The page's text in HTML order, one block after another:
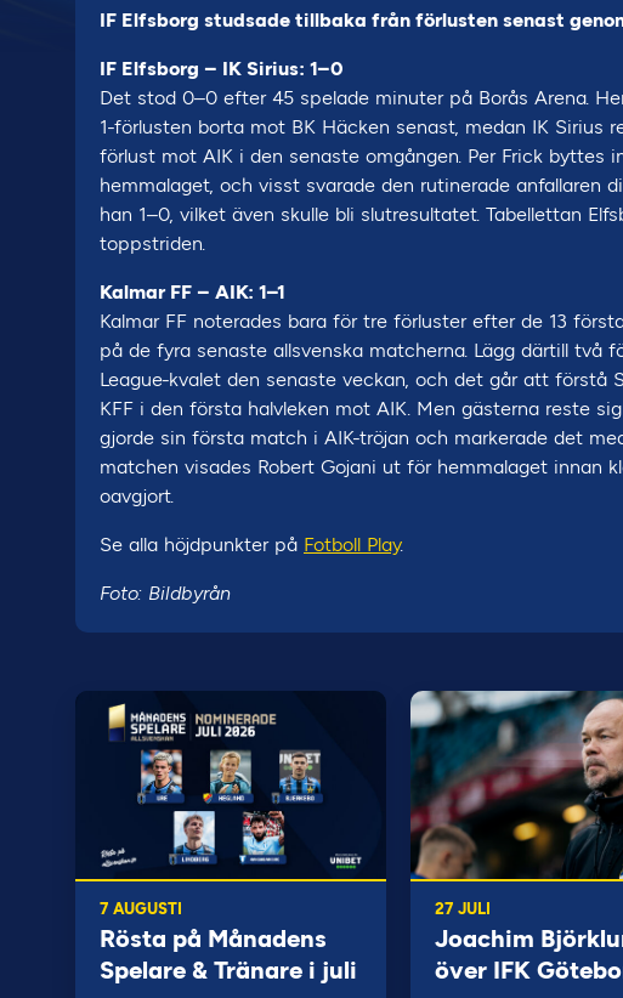
IF Elfsborg studsade tillbaka från förlusten senast
IF Elfsborg – IK Sirius: 1–0
Det stod 0–0 efter 45 spelade minuter på Borås Arena.
1-förlusten borta mot BK Häcken senast, medan IK
förlust mot AIK i den senaste omgången. Per Frick
hemmalaget, och visst svarade den rutinerade anfallaren
han 1–0, vilket även skulle bli slutresultatet. Tabellettan
toppstriden.
Kalmar FF – AIK: 1–1
Kalmar FF noterades bara för tre förluster efter de 13
på de fyra senaste allsvenska matcherna. Lägg därtill två
League-kvalet den senaste veckan, och det går att förstå
KFF i den första halvleken mot AIK. Men gästerna reste
gjorde sin första match i AIK-tröjan och markerade det
matchen visades Robert Gojani ut för hemmalaget innan
oavgjort.
Se alla höjdpunkter på Fotboll Play.
Foto: Bildbyrån
7 AUGUSTI
Rösta på Månadens
Spelare & Tränare i juli
27 JULI
Joachim
över IFK